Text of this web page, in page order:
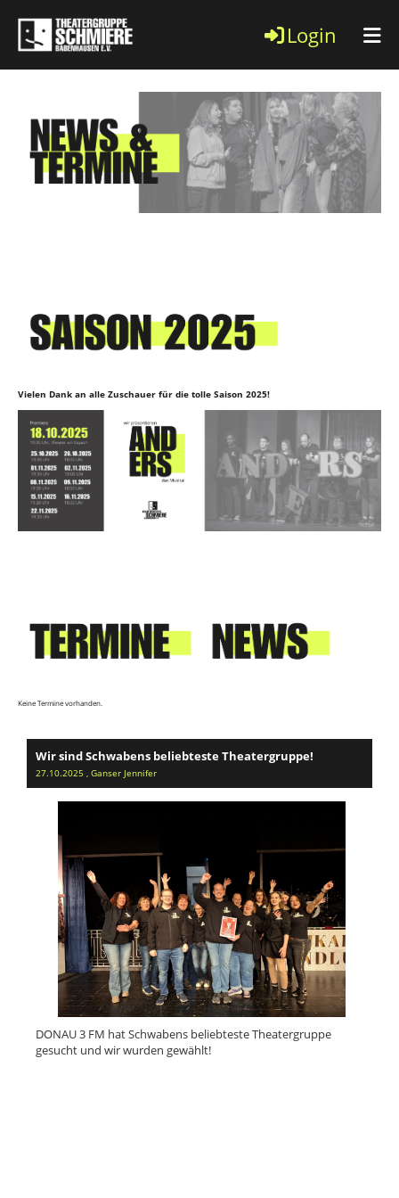
Login
Vielen Dank an alle Zuschauer für die tolle Saison 2025!
Keine Termine vorhanden.
Wir sind Schwabens beliebteste Theatergruppe!
27.10.2025 , Ganser Jennifer
DONAU 3 FM hat Schwabens beliebteste Theatergruppe
gesucht und wir wurden gewählt!